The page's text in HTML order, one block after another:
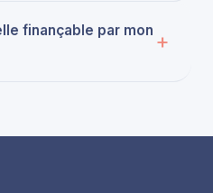
finançable par mon